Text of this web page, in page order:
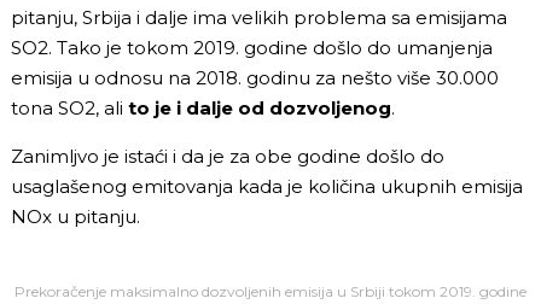
pitanju, Srbija i dalje ima velikih problema sa emisijama
SO2. Tako je tokom 2019. godine došlo do umanjenja
emisija u odnosu na 2018. godinu za nešto više 30.000
tona SO2, ali to je i dalje od dozvoljenog.
Zanimljvo je istaći i da je za obe godine došlo do
usaglašenog emitovanja kada je količina ukupnih emisija
NOx u pitanju.
Prekoračenje maksimalno dozvoljenih emisija u Srbiji tokom 2019. godine